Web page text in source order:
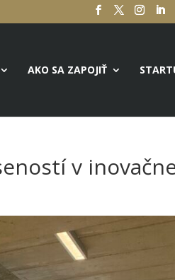
AKO SA ZAPOJIŤ
v